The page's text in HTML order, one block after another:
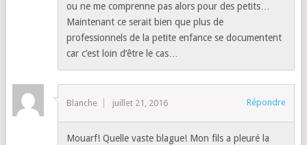
ou ne me comprenne pas alors pour des petits…
Maintenant ce serait bien que plus de
professionnels de la petite enfance se documentent
car c’est loin d’être le cas…
Blanche juillet 21, 2016 Répondre
Mouarf! Quelle vaste blague! Mon fils a pleuré la